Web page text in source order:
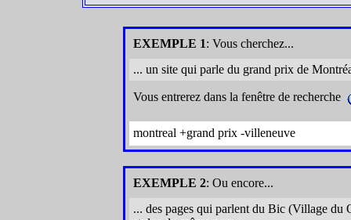
EXEMPLE 1: Vous cherchez...
... un site qui parle du grand prix de
Vous entrerez dans la fenêtre de recherche
montreal +grand prix -villeneuve
EXEMPLE 2: Ou encore...
... des pages qui parlent du Bic (Village du